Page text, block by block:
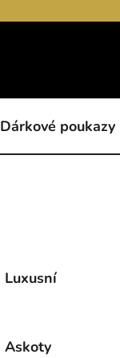
Dárkové poukazy
Luxusní
Askoty